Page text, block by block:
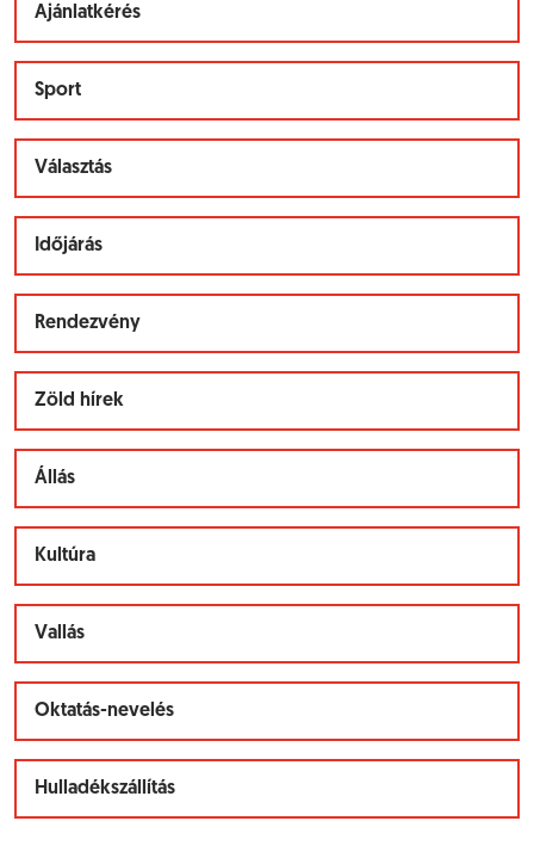
Ajánlatkérés
Sport
Választás
Időjárás
Rendezvény
Zöld hírek
Állás
Kultúra
Vallás
Oktatás-nevelés
Hulladékszállítás